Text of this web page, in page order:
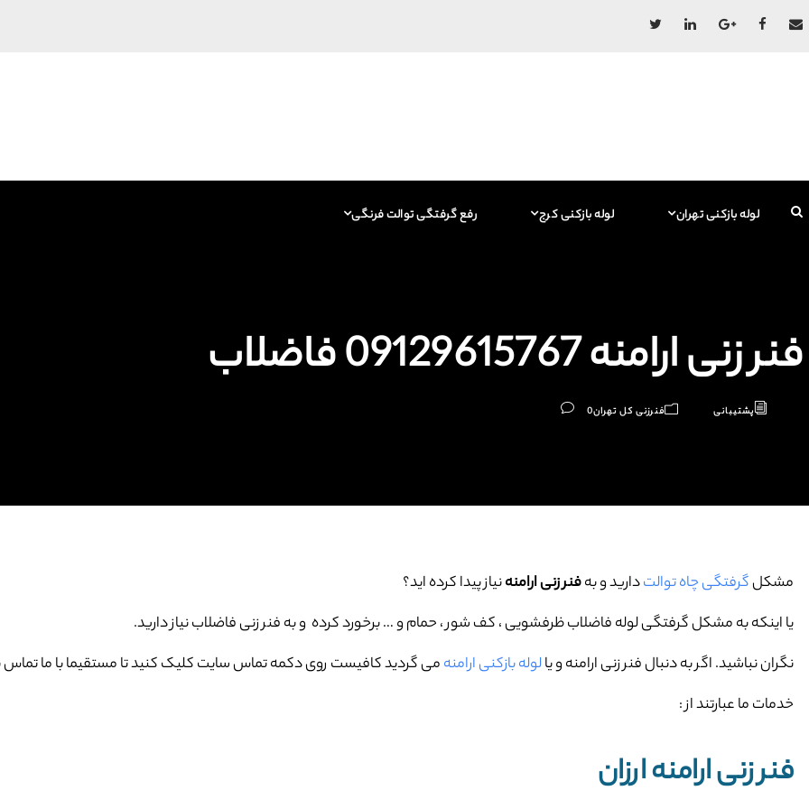
رفع گرفتگی توالت فرنگی لوله بازکنی کرج لوله بازکنی تهران
فنر زنی ارامنه 09129615767 فاضلاب
پشتیبانی فنرزنی کل تهران0
مشکلگرفتگی چاه توالتدارید و بهفنر زنی ارامنهنیاز پیدا کرده اید؟
یا اینکه به مشکل گرفتگی لوله فاضلاب ظرفشویی ، کف شور ، حمام و … برخورد کرده و به فنر زنی فاضلاب نیاز دارید.
نگران نباشید. اگر به دنبال فنر زنی ارامنه و یالوله بازکنی ارامنهمی گردید کافیست روی دکمه تماس سایت کلیک کنید تا مستقیما با ما تماس
خدمات ما عبارتند از :
فنر زنی ارامنه ارزان